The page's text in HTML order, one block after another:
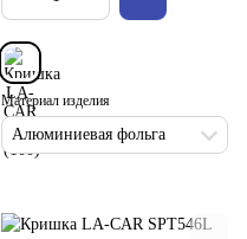
Материал изделия
Алюминиевая фольга